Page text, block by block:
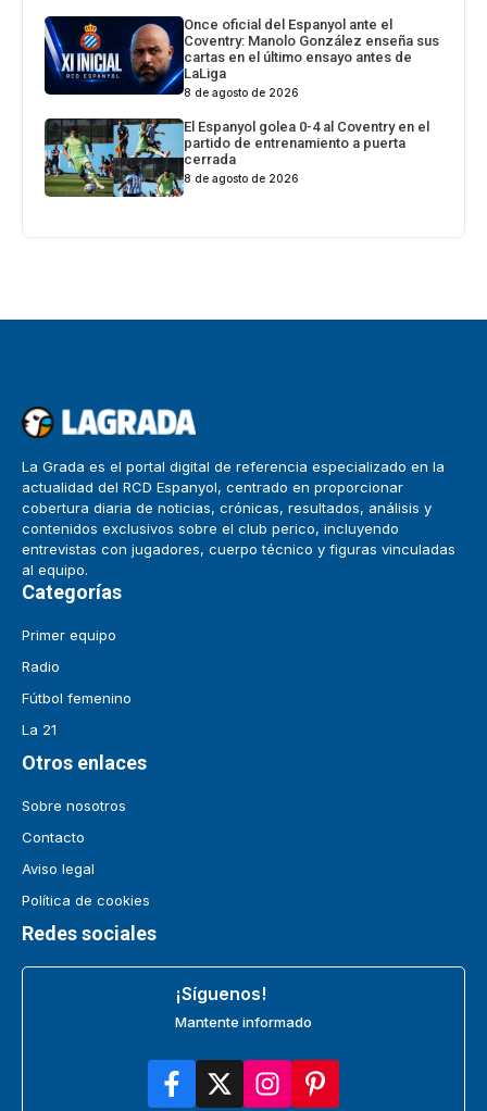
Once oficial del Espanyol ante el
Coventry: Manolo González enseña sus
cartas en el último ensayo antes de
LaLiga
8 de agosto de 2026
El Espanyol golea 0-4 al Coventry en el
partido de entrenamiento a puerta
cerrada
8 de agosto de 2026
La Grada es el portal digital de referencia especializado en la
actualidad del RCD Espanyol, centrado en proporcionar
cobertura diaria de noticias, crónicas, resultados, análisis y
contenidos exclusivos sobre el club perico, incluyendo
entrevistas con jugadores, cuerpo técnico y figuras vinculadas
al equipo.
Categorías
Primer equipo
Radio
Fútbol femenino
La 21
Otros enlaces
Sobre nosotros
Contacto
Aviso legal
Política de cookies
Redes sociales
¡Síguenos!
Mantente informado